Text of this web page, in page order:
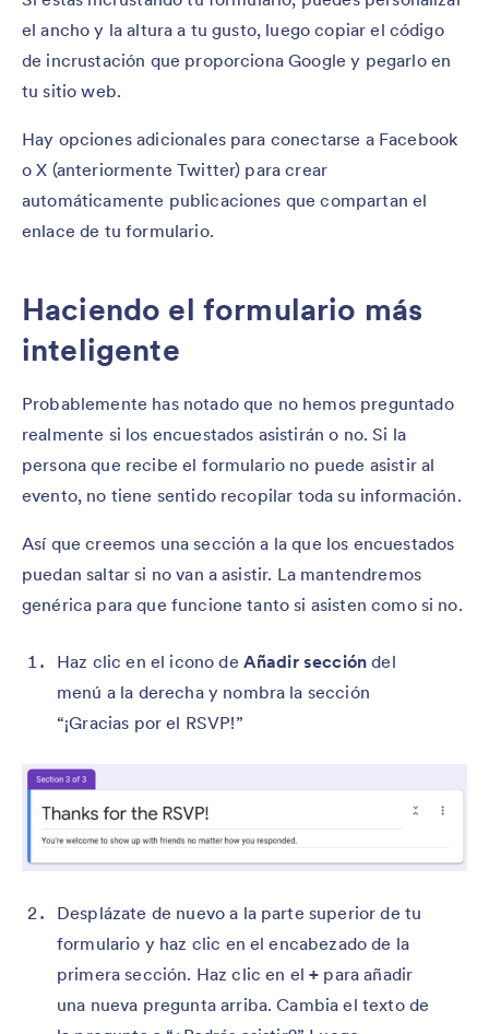
el ancho y la altura a tu gusto, luego copiar el código
de incrustación que proporciona Google y pegarlo en
tu sitio web.
Hay opciones adicionales para conectarse a Facebook
o X (anteriormente Twitter) para crear
automáticamente publicaciones que compartan el
enlace de tu formulario.
Haciendo el formulario más
inteligente
Probablemente has notado que no hemos preguntado
realmente si los encuestados asistirán o no. Si la
persona que recibe el formulario no puede asistir al
evento, no tiene sentido recopilar toda su información.
Así que creemos una sección a la que los encuestados
puedan saltar si no van a asistir. La mantendremos
genérica para que funcione tanto si asisten como si no.
Haz clic en el icono de Añadir sección del
menú a la derecha y nombra la sección
“¡Gracias por el RSVP!”
Desplázate de nuevo a la parte superior de tu
formulario y haz clic en el encabezado de la
primera sección. Haz clic en el+ para añadir
una nueva pregunta arriba. Cambia el texto de